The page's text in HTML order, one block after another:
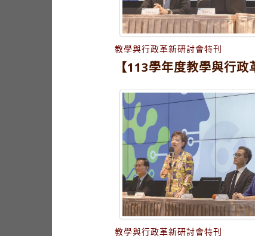
教學與行政革新研討會特刊
【113學年度教學與行
教學與行政革新研討會特刊